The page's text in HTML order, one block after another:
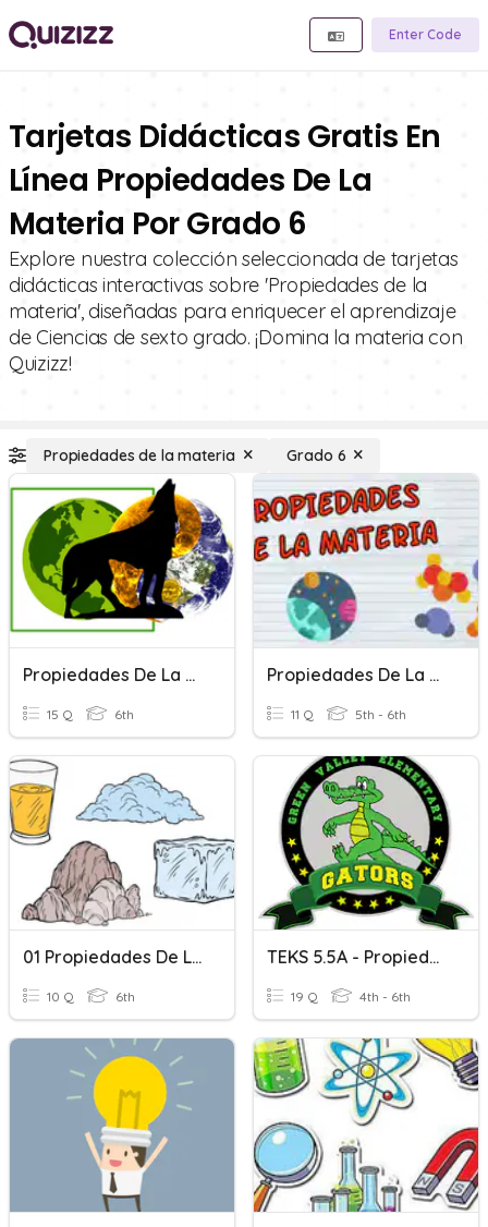
Enter Code
Tarjetas Didácticas Gratis En
Línea Propiedades De La
Materia Por Grado 6
Explore nuestra colección seleccionada de tarjetas
didácticas interactivas sobre 'Propiedades de la
materia', diseñadas para enriquecer el aprendizaje
de Ciencias de sexto grado. ¡Domina la materia con
Quizizz!
Propiedades de la materia Grado 6
Propiedades De La Materia
15 Q 6th
Propiedades De La Materia
11 Q 5th - 6th
01 Propiedades De La Materia
10 Q 6th
TEKS 5.5A - Propiedades De La Materia
19 Q 4th - 6th